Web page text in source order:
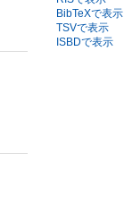
BibTeXで表示
TSVで表示
ISBDで表示